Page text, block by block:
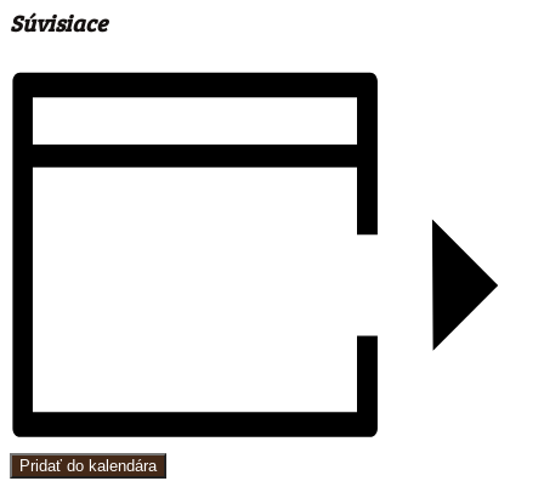
Súvisiace
Pridať do kalendára